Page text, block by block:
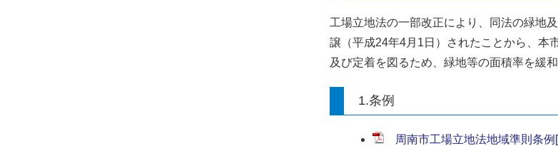
工場立地法の一部改正により、同法の緑地
譲（平成24年4月1日）されたことから、本
及び定着を図るため、緑地等の面積率を緩
1.条例
周南市工場立地法地域準則条